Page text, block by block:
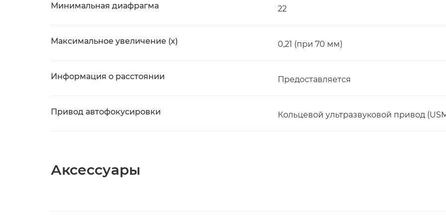
Минимальная диафрагма 22
Максимальное увеличение (x) 0,21 (при 70 мм)
Информация о расстоянии Предоставляется
Привод автофокусировки Кольцевой ультразвуковой привод
Аксессуары